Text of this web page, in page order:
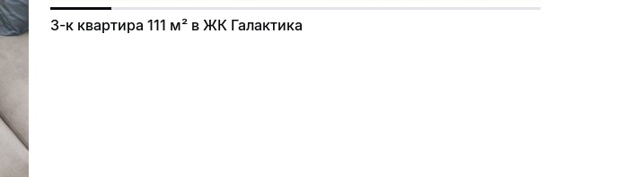
3-к квартира 111 м² в ЖК Галактика